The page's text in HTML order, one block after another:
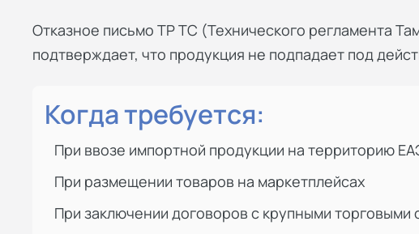
Отказное письмо ТР ТС (Технического регламента
подтверждает, что продукция не подпадает под
Когда требуется:
При ввозе импортной продукции на территорию
При размещении товаров на маркетплейсах
При заключении договоров с крупными торговыми